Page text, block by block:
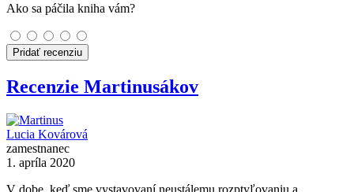
Ako sa páčila kniha vám?
Pridať recenziu
Recenzie Martinusákov
Lucia Kovárová
zamestnanec
1. apríla 2020
V dobe, keď sme vystavovaní neustálemu rozptyľovaniu a